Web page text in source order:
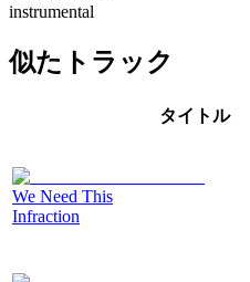
instrumental
似たトラック
タイトル
We Need This
Infraction